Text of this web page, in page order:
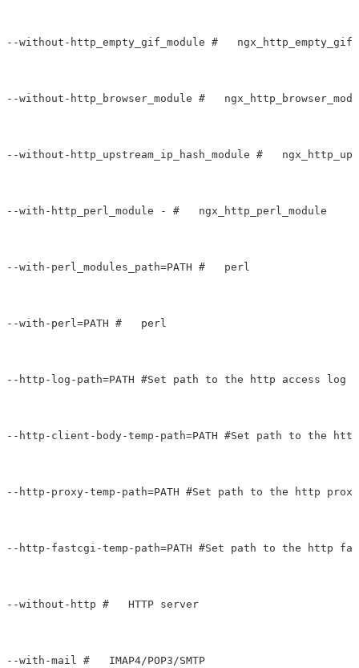
--without-http_empty_gif_module #
--without-http_browser_module #
--without-http_upstream_ip_hash_module #
--with-http_perl_module - #   ngx_http_perl_module
--with-perl_modules_path=PATH #   perl
--with-perl=PATH #   perl
--http-log-path=PATH #Set path to the http access log
--http-client-body-temp-path=PATH #Set path to the
--http-proxy-temp-path=PATH #Set path to the http
--http-fastcgi-temp-path=PATH #Set path to the http
--without-http #   HTTP server
--with-mail #   IMAP4/POP3/SMTP